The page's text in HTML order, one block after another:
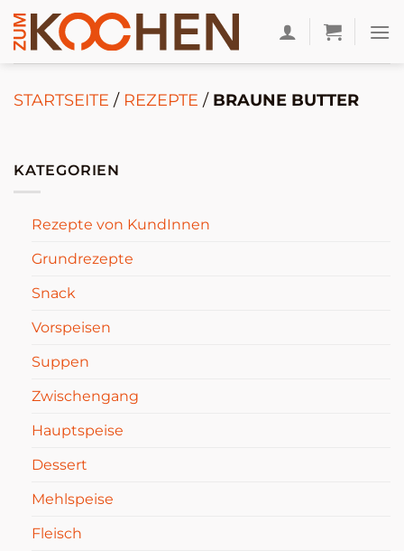
Zum
Inhalt
springen
STARTSEITE / REZEPTE / BRAUNE BUTTER
KATEGORIEN
Rezepte von KundInnen
Grundrezepte
Snack
Vorspeisen
Suppen
Zwischengang
Hauptspeise
Dessert
Mehlspeise
Fleisch